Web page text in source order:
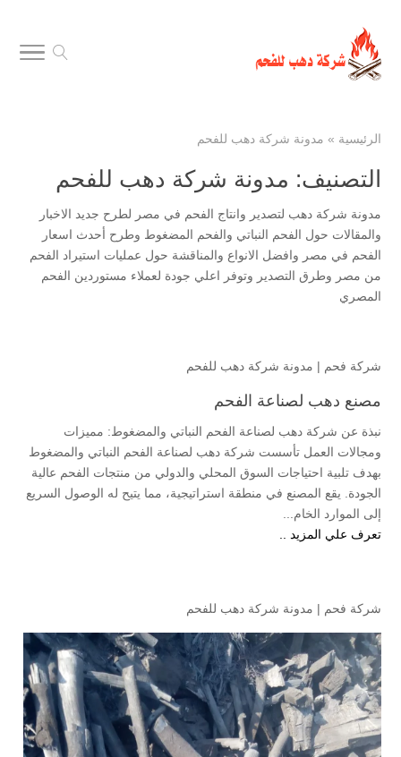
الرئيسية » مدونة شركة دهب للفحم
التصنيف: مدونة شركة دهب للفحم
مدونة شركة دهب لتصدير وانتاج الفحم في مصر لطرح جديد الاخبار
والمقالات حول الفحم النباتي والفحم المضغوط وطرح أحدث اسعار
الفحم في مصر وافضل الانواع والمناقشة حول عمليات استيراد الفحم
من مصر وطرق التصدير وتوفر اعلي جودة لعملاء مستوردين الفحم
المصري
شركة فحم | مدونة شركة دهب للفحم
مصنع دهب لصناعة الفحم
نبذة عن شركة دهب لصناعة الفحم النباتي والمضغوط: مميزات
ومجالات العمل تأسست شركة دهب لصناعة الفحم النباتي والمضغوط
بهدف تلبية احتياجات السوق المحلي والدولي من منتجات الفحم عالية
الجودة. يقع المصنع في منطقة استراتيجية، مما يتيح له الوصول السريع
إلى الموارد الخام...
تعرف علي المزيد ..
شركة فحم | مدونة شركة دهب للفحم